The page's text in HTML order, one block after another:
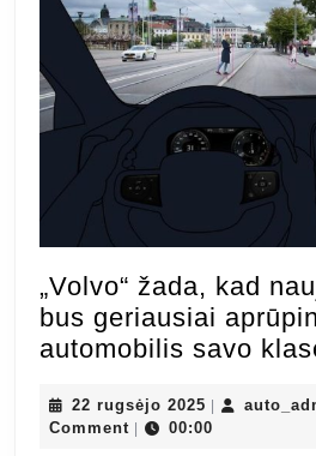
„Volvo“ žada, kad
bus geriausiai
automobilis savo
22 rugsėjo 2025 22
rugsėjo
Comment
00:00